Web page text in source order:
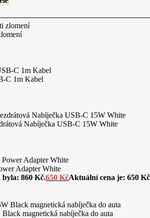
C 1m Kabel
Nabíječka USB-C 15W White
Adapter White
byla: 860 Kč.650 KčAktuální cena je: 650
magnetická nabíječka do auta